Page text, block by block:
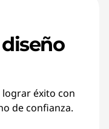
éxito con
de confianza.